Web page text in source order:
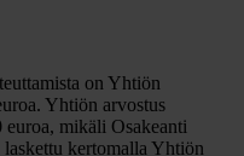
on Yhtiön
Yhtiön arvostus
mikäli Osakeanti
kertomalla Yhtiön